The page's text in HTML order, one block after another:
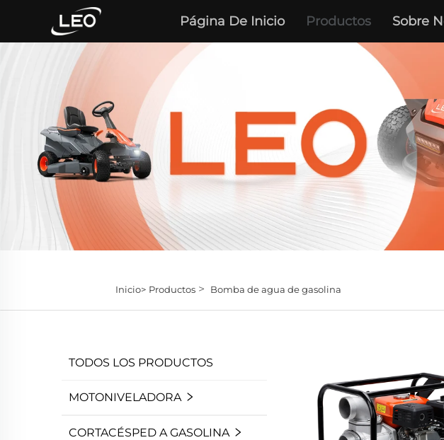
Página De Inicio Productos Sobre
Inicio> Productos> Bomba de agua de gasolina
TODOS LOS PRODUCTOS
MOTONIVELADORA
CORTACÉSPED A GASOLINA